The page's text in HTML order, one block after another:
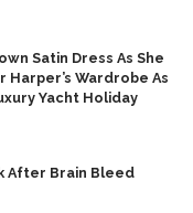
Satin Dress As She
Harper’s Wardrobe As
Yacht Holiday
After Brain Bleed